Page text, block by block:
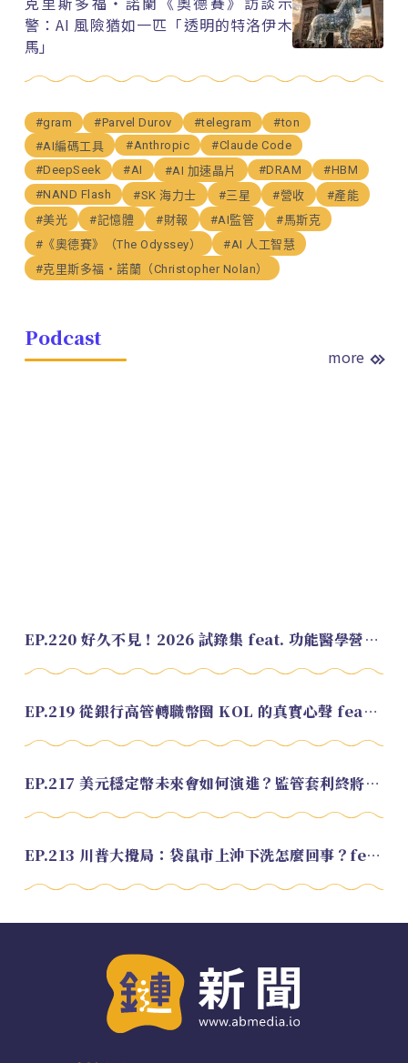
警：AI 風險猶如一匹「透明的特洛伊木
馬」
#gram #Parvel Durov #telegram
#ton
#AI編碼工具
#Anthropic
#Claude Code
#DeepSeek
#AI #AI 加速晶片 #DRAM
#HBM
#NAND Flash
#SK 海力士 #三星 #營收
#產能
#美光
#記憶體 #財報 #AI監管
#馬斯克
#《奧德賽》（The Odyssey）
#AI 人工智慧
#克里斯多福・諾蘭（Christopher Nolan）
Podcast
more
EP.220 好久不見！2026 試錄集 feat. 功能醫學營養師 美寶
EP.219 從銀行高管轉職幣圈 KOL 的真實心聲 feat.龜大
EP.217 美元穩定幣未來會如何演進？監管套利終將收斂？feat. 研究員 余哲安
EP.213 川普大攪局：袋鼠市上沖下洗怎麼回事？feat. Alvin